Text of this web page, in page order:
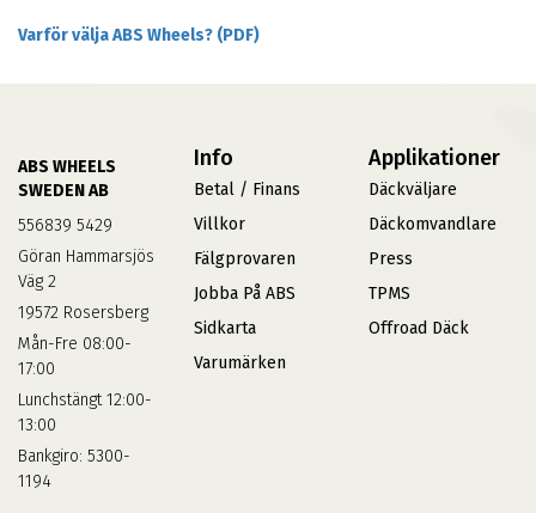
Varför välja ABS Wheels? (PDF)
ABS WHEELS
SWEDEN AB
556839 5429
Göran Hammarsjös
Väg 2
19572 Rosersberg
Mån-Fre 08:00-
17:00
Lunchstängt 12:00-
13:00
Bankgiro: 5300-
1194
Info
Betal / Finans
Villkor
Fälgprovaren
Jobba På ABS
Sidkarta
Varumärken
Applikationer
Däckväljare
Däckomvandlare
Press
TPMS
Offroad Däck